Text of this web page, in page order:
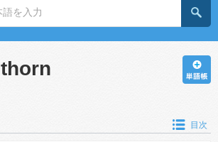
目次